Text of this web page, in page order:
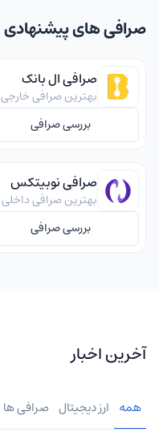
صرافی های پیشنهادی
صرافی ال بانک
بهترین صرافی خارجی
بررسی صرافی
صرافی نوبیتکس
بهترین صرافی داخلی
بررسی صرافی
آخرین اخبار
همه ارز دیجیتال صرافی ها